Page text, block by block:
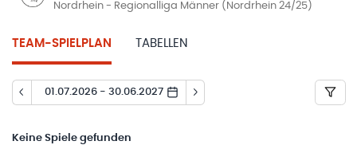
Nordrhein - Regionalliga Männer (Nordrhein 24/25)
TEAM-SPIELPLAN TABELLEN
01.07.2026 - 30.06.2027
Keine Spiele gefunden